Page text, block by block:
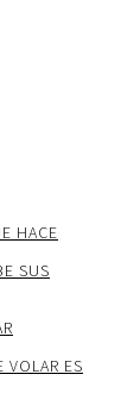
HACE
SUS
VOLAR ES